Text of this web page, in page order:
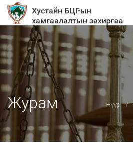
Хустайн БЦГ-ын
хамгаалалтын захиргаа
Журам Нүүр